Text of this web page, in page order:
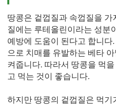
땅콩은 겉껍질과 속껍질을 가
질에는 루테올린이라는 성분
예방에 도움이 된다고 합니다
으로 치매를 유발하는 베타
켜줍니다. 따라서 땅콩을 먹
고 먹는 것이 좋습니다.
하지만 땅콩의 겉껍질은 먹기